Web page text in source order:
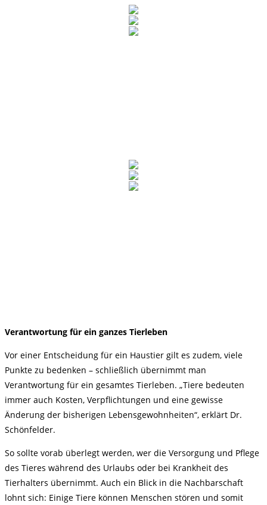
Verantwortung für ein ganzes Tierleben
Vor einer Entscheidung für ein Haustier gilt es zudem, viele
Punkte zu bedenken – schließlich übernimmt man
Verantwortung für ein gesamtes Tierleben. „Tiere bedeuten
immer auch Kosten, Verpflichtungen und eine gewisse
Änderung der bisherigen Lebensgewohnheiten“, erklärt Dr.
Schönfelder.
So sollte vorab überlegt werden, wer die Versorgung und Pflege
des Tieres während des Urlaubs oder bei Krankheit des
Tierhalters übernimmt. Auch ein Blick in die Nachbarschaft
lohnt sich: Einige Tiere können Menschen stören und somit